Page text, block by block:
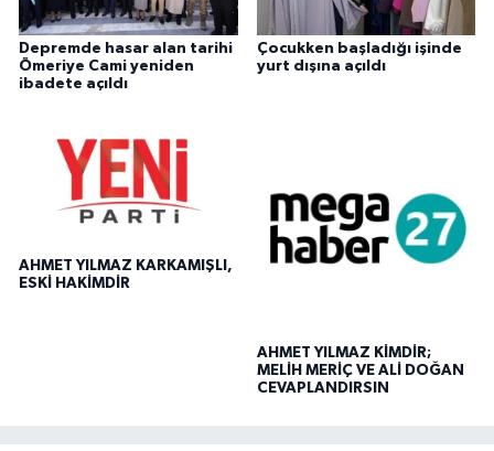
Depremde hasar alan tarihi
Ömeriye Cami yeniden
ibadete açıldı
Çocukken başladığı işinde
yurt dışına açıldı
AHMET YILMAZ KARKAMIŞLI,
ESKİ HAKİMDİR
AHMET YILMAZ KİMDİR;
MELİH MERİÇ VE ALİ DOĞAN
CEVAPLANDIRSIN